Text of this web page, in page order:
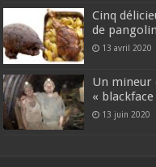
Cinq
de pangolin
13 avril 2020
Un mineur
« blackface
13 juin 2020